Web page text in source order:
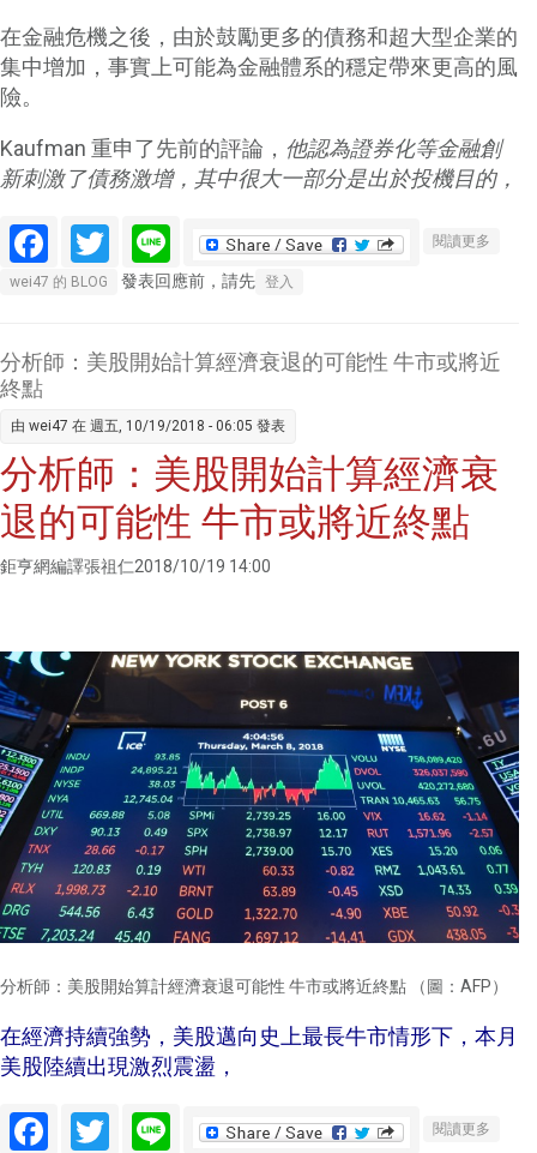
在金融危機之後，由於鼓勵更多的債務和超大型企業的
集中增加，事實上可能為金融體系的穩定帶來更高的風
險。
Kaufman 重申了先前的評論， 他認為證券化等金融創
新刺激了債務激增，其中很大一部分是出於投機目的，
Facebook
Twitter
Line 閱讀更多
企業「
wei47 的 BLOG 發表回應前，請先 登入
分析師：美股開始計算經濟衰退的可能性 牛市或將近
終點
由 wei47 在 週五, 10/19/2018 - 06:05 發表
分析師：美股開始計算經濟衰
退的可能性 牛市或將近終點
鉅亨網編譯張祖仁2018/10/19 14:00
分析師：美股開始算計經濟衰退可能性 牛市或將近終點 （圖：AFP）
在經濟持續強勢，美股邁向史上最長牛市情形下，本月
美股陸續出現激烈震盪，
Facebook
Twitter
Line 閱讀更多